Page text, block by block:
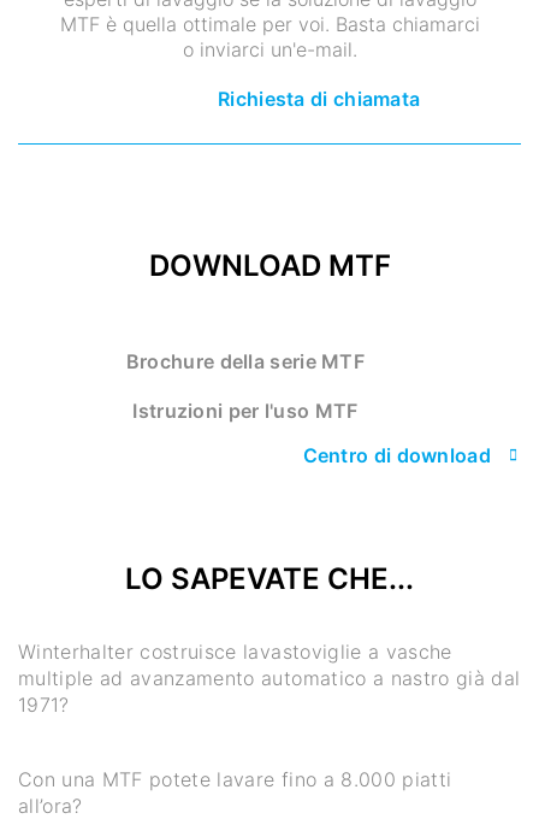
MTF è quella ottimale per voi. Basta chiamarci
o inviarci un'e-mail.
Richiesta di chiamata
DOWNLOAD MTF
Brochure della serie MTF
Istruzioni per l'uso MTF
Centro di download
LO SAPEVATE CHE...
Winterhalter costruisce lavastoviglie a vasche
multiple ad avanzamento automatico a nastro già dal
1971?
Con una MTF potete lavare fino a 8.000 piatti
all’ora?